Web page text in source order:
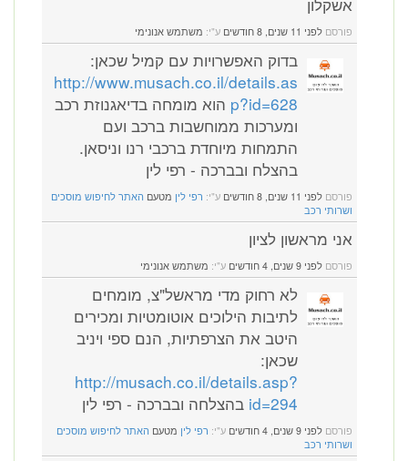
פורסם לפני 11 שנים, 8 חודשים ע"י: משתמש אנונימי
בדוק האפשרויות עם קמיל שכאן:
http://www.musach.co.il/details.as
p?id=628 הוא מומחה בדיאגנוזת רכב
ומערכות ממוחשבות ברכב ועם
התמחות מיוחדת ברכבי רנו וניסאן.
בהצלח ובברכה - רפי לין
פורסם לפני 11 שנים, 8 חודשים ע"י: רפי לין מטעם האתר לחיפוש מוסכים
ושרותי רכב
אני מראשון לציון
פורסם לפני 9 שנים, 4 חודשים ע"י: משתמש אנונימי
לא רחוק מדי מראשל"צ, מומחים
לתיבות הילוכים אוטומטיות ומכירים
היטב את הצרפתיות, הנם ספי ויניב
שכאן:
http://musach.co.il/details.asp?
id=294 בהצלחה ובברכה - רפי לין
פורסם לפני 9 שנים, 4 חודשים ע"י: רפי לין מטעם האתר לחיפוש מוסכים
ושרותי רכב